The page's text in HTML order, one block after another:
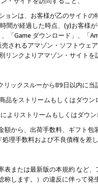
ンは、お客様が乙のサイト
間が経過した時点、(y)お客様
「Game ダウンロード」、「
されるアマゾン・ソフトウェ
リンクよりアマゾン・サイトを
ックスルーから89日以内に
をストリームもしくはダウン
りストリームもしくはダウ
額から、出荷手数料、ギフト
理手数料および不良債権を差
または最新版の本規約 など
称します。）の違反に伴って発